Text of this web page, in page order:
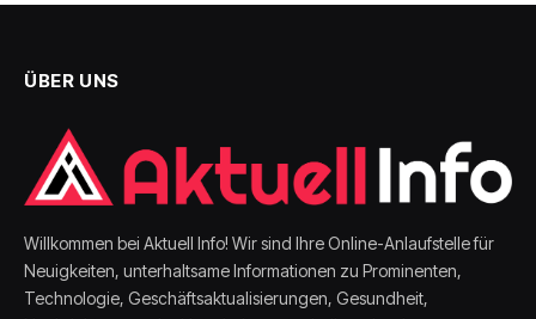
ÜBER UNS
Willkommen bei Aktuell Info! Wir sind Ihre Online-Anlaufstelle für
Neuigkeiten, unterhaltsame Informationen zu Prominenten,
Technologie, Geschäftsaktualisierungen, Gesundheit,